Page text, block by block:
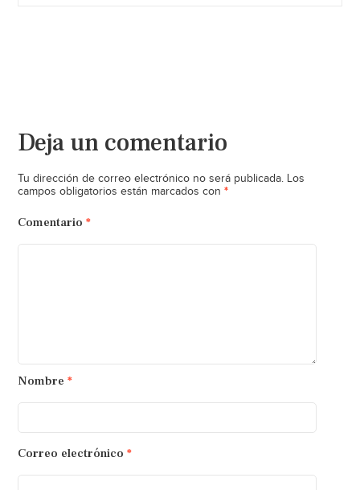
Deja un comentario
Tu dirección de correo electrónico no será publicada. Los
campos obligatorios están marcados con *
Comentario *
Nombre *
Correo electrónico *